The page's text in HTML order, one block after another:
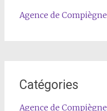
Agence de
Catégories
Agence de